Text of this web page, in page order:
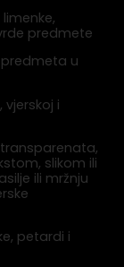
predmete
u
i
slikom ili
ili mržnju
petardi i